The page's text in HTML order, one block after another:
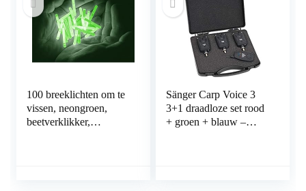
100 breeklichten om te
vissen, neongroen,
beetverklikker,
Sänger Carp Voice 3
3+1 draadloze set rood
+ groen + blauw –